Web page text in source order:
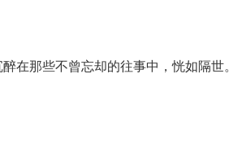
在那些不曾忘却的往事中，恍如隔世。